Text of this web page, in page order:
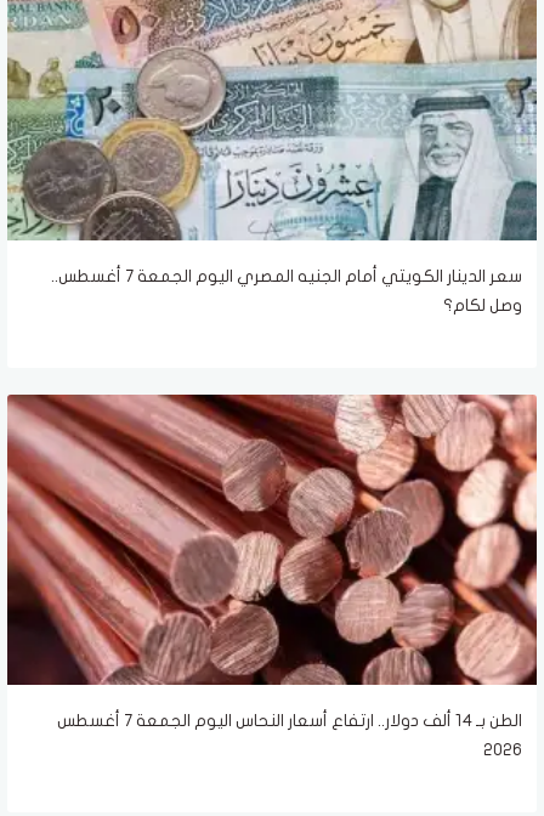
سعر الدينار الكويتي أمام الجنيه المصري اليوم الجمعة 7 أغسطس..
وصل لكام؟
الطن بـ 14 ألف دولار.. ارتفاع أسعار النحاس اليوم الجمعة 7 أغسطس
2026